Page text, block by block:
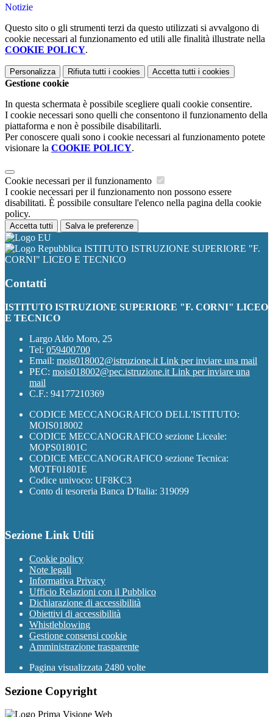
Notizie
Questo sito o gli strumenti terzi da questo utilizzati si avvalgono di
cookie necessari al funzionamento ed utili alle finalità illustrate nella
COOKIE POLICY.
Personalizza Rifiuta tutti i cookies Accetta tutti i cookies
Gestione cookie
In questa schermata è possibile scegliere quali cookie consentire.
I cookie necessari sono quelli che consentono il funzionamento della
piattaforma e non è possibile disabilitarli.
Per conoscere quali sono i cookie necessari al funzionamento potete
visionare la COOKIE POLICY.
Cookie necessari per il funzionamento
I cookie necessari per il funzionamento non possono essere
disabilitati. È possibile consultare l'elenco nella pagina della cookie
policy.
Accetta tutti Salva le preferenze
ISTITUTO ISTRUZIONE SUPERIORE "F.
CORNI" LICEO E TECNICO
Contatti
ISTITUTO ISTRUZIONE SUPERIORE "F. CORNI" LICEO
E TECNICO
Largo Aldo Moro, 25
Tel: 059400700
Email: mois018002@istruzione.it Link per inviare una mail
PEC: mois018002@pec.istruzione.it Link per inviare una
mail
C.F.: 94177210369
CODICE MECCANOGRAFICO DELL'ISTITUTO:
MOIS018002
CODICE MECCANOGRAFICO sezione Liceale:
MOPS01801C
CODICE MECCANOGRAFICO sezione Tecnica:
MOTF01801E
Codice univoco: UF8KC3
Conto di tesoreria Banca D'Italia: 319099
Sezione Link Utili
Cookie policy
Note legali
Informativa Privacy
Ufficio Relazioni con il Pubblico
Dichiarazione di accessibilità
Obiettivi di accessibilità
Whistleblowing
Gestione consensi cookie
Amministrazione trasparente
Pagina visualizzata 2480 volte
Sezione Copyright